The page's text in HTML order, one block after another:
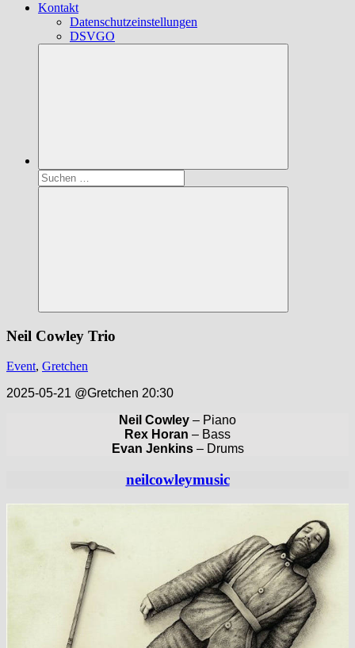
Kontakt
Datenschutzeinstellungen
DSVGO
Suchen
nach:
Suchen
Neil Cowley Trio
Event, Gretchen
2025-05-21 @Gretchen 20:30
Neil Cowley – Piano
Rex Horan – Bass
Evan Jenkins– Drums
neilcowleymusic